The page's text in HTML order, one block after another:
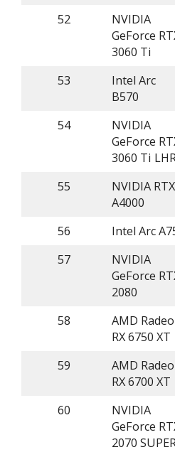
52
NVIDIA
GeForce
3060 Ti
53
Intel Arc
B570
54
NVIDIA
GeForce
3060 Ti
55
NVIDIA RTX
A4000
56 Intel Arc
57
NVIDIA
GeForce
2080
58
AMD
RX 6750 XT
59
AMD
RX 6700 XT
60
NVIDIA
GeForce
2070